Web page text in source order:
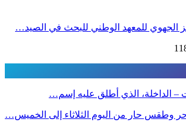
الجهوي للمعهد الوطني للبحث في الصيد…
– الداخلة، الذي أطلق عليه إسم…
وطقس حار من اليوم الثلاثاء إلى الخميس…